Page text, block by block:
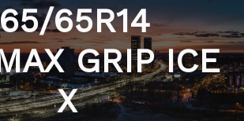
65R14
GRIP ICE
X